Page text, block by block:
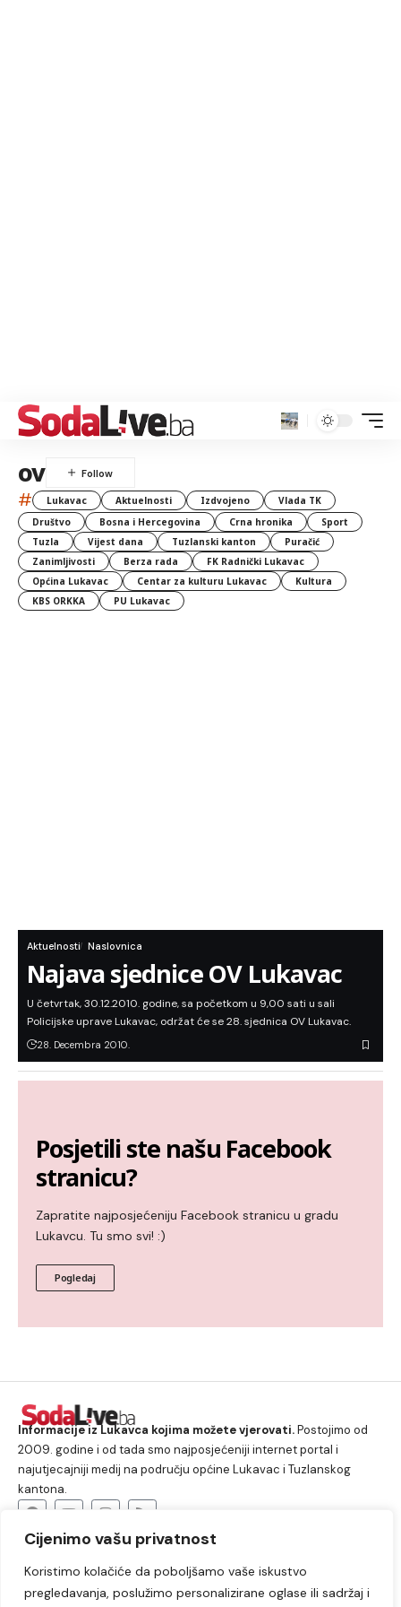
Cijenimo vašu privatnost
Koristimo kolačiće da poboljšamo vaše iskustvo
pregledavanja, poslužimo personalizirane oglase ili sadržaj i
ov
# Lukavac Aktuelnosti Izdvojeno
Vlada TK
Društvo
Bosna i Hercegovina Crna hronika
Sport
Tuzla
Vijest dana Tuzlanski kanton
Puračić
Zanimljivosti
Berza rada
FK Radnički Lukavac
Općina Lukavac
Centar za kulturu Lukavac
Kultura
KBS ORKKA
PU Lukavac
Aktuelnosti Naslovnica
Najava sjednice OV Lukavac
U četvrtak, 30.12.2010. godine, sa početkom u 9,00 sati u sali
Policijske uprave Lukavac, održat će se 28. sjednica OV Lukavac.
28. Decembra 2010.
Posjetili ste našu Facebook
stranicu?
Zapratite najposjećeniju Facebook stranicu u gradu
Lukavcu. Tu smo svi! :)
Pogledaj
Informacije iz Lukavca kojima možete vjerovati.Postojimo od
2009. godine i od tada smo najposjećeniji internet portal i
najutjecajniji medij na području općine Lukavac i Tuzlanskog
kantona.
Lukavac Društvo Crna hronika
Sport
Kultura
Kolumne Slobodno vrijeme